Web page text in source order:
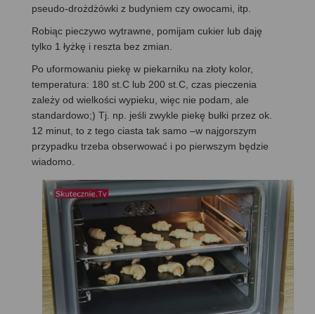
pseudo-drożdżówki z budyniem czy owocami, itp.
Robiąc pieczywo wytrawne, pomijam cukier lub daję
tylko 1 łyżkę i reszta bez zmian.
Po uformowaniu piekę w piekarniku na złoty kolor,
temperatura: 180 st.C lub 200 st.C, czas pieczenia
zależy od wielkości wypieku, więc nie podam, ale
standardowo;) Tj. np. jeśli zwykle piekę bułki przez ok.
12 minut, to z tego ciasta tak samo –w najgorszym
przypadku trzeba obserwować i po pierwszym będzie
wiadomo.